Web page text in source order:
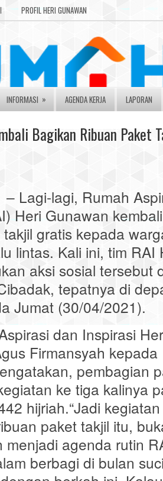
PROFIL HERI GUNAWAN
INFORMASI » AGENDA KERJA LAPORAN
Bagikan Ribuan Paket
Lagi-lagi, Rumah
Heri Gunawan
gratis kepada
lintas. Kali ini, tim RAI
aksi sosial tersebut
tepatnya di
Jumat (30/04/2021).
dan Inspirasi
Firmansyah
pembagian
ke tiga kalinya
hijriah.“Jadi
paket takjil itu,
menjadi agenda rutin
berbagi di bulan